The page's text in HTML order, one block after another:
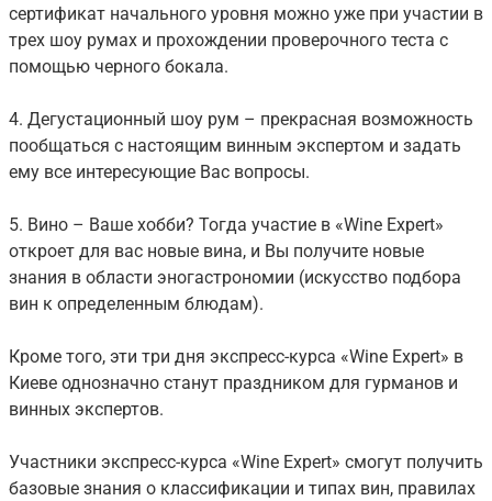
сертификат начального уровня можно уже при участии в
трех шоу румах и прохождении проверочного теста с
помощью черного бокала.
4. Дегустационный шоу рум – прекрасная возможность
пообщаться с настоящим винным экспертом и задать
ему все интересующие Вас вопросы.
5. Вино – Ваше хобби? Тогда участие в «Wine Expert»
откроет для вас новые вина, и Вы получите новые
знания в области эногастрономии (искусство подбора
вин к определенным блюдам).
Кроме того, эти три дня экспресс-курса «Wine Expert» в
Киеве однозначно станут праздником для гурманов и
винных экспертов.
Участники экспресс-курса «Wine Expert» смогут получить
базовые знания о классификации и типах вин, правилах